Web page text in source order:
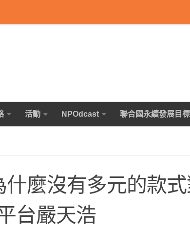
活動 NPOdcast 聯合國永續發展目標
麼沒有多元的款
台嚴天浩